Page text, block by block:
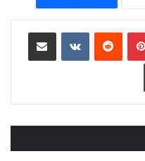
بينتيريست
‏Reddit
‏VKontakte مشاركة عبر البريد
طباعة